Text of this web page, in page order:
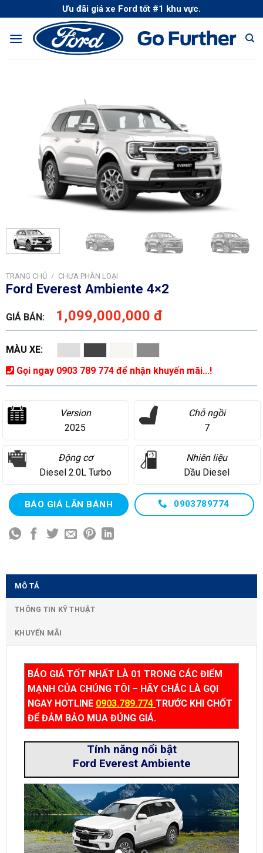
to
content
Ưu đãi giá xe Ford tốt #1 khu vực.
TRANG CHỦ / CHƯA PHÂN LOẠI
Ford Everest Ambiente 4×2
GIÁ BÁN: 1,099,000,000 đ
MÀU XE:
Gọi ngay 0903 789 774 để nhận khuyến mãi...!
Version
2025
Chỗ ngồi
7
Động cơ
Diesel 2.0L Turbo
Nhiên liệu
Dầu Diesel
BÁO GIÁ LĂN BÁNH 0903789774
MÔ TẢ
THÔNG TIN KỸ THUẬT
KHUYẾN MÃI
BÁO GIÁ TỐT NHẤT LÀ 01 TRONG CÁC ĐIỂM
MẠNH CỦA CHÚNG TÔI – HÃY CHẮC LÀ GỌI
NGAY HOTLINE 0903.789.774 TRƯỚC KHI CHỐT
ĐỂ ĐẢM BẢO MUA ĐÚNG GIÁ.
Tính năng nổi bật
Ford Everest Ambiente